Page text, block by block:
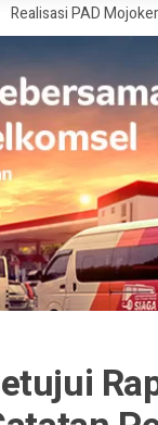
Mojokerto Capai